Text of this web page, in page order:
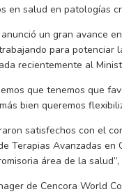
en salud en patologías
un gran avance
para potenciar
recientemente al
que tenemos que
bien queremos
satisfechos con el
Terapias Avanzadas
área de la
de Cencora World